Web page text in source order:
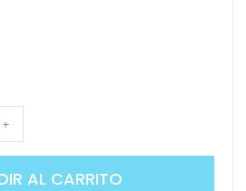
+
AL CARRITO